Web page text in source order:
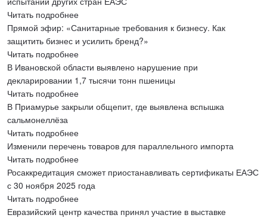
Читать подробнее
Прямой эфир: «Санитарные требования к бизнесу. Как
защитить бизнес и усилить бренд?»
Читать подробнее
В Ивановской области выявлено нарушение при
декларировании 1,7 тысячи тонн пшеницы
Читать подробнее
В Приамурье закрыли общепит, где выявлена вспышка
сальмонеллёза
Читать подробнее
Изменили перечень товаров для параллельного импорта
Читать подробнее
Росаккредитация сможет приостанавливать сертификаты ЕАЭС
с 30 ноября 2025 года
Читать подробнее
Евразийский центр качества принял участие в выставке